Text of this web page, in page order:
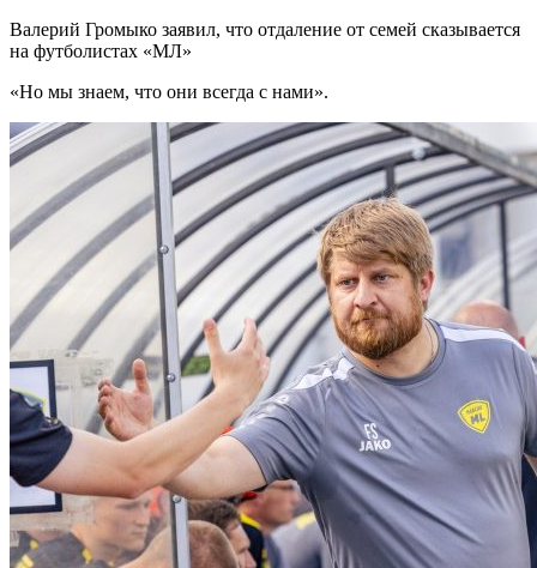
Валерий Громыко заявил, что отдаление от семей сказывается
на футболистах «МЛ»
«Но мы знаем, что они всегда с нами».